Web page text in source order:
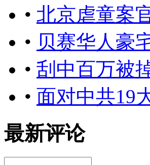
• 北京虐童案
• 贝赛华人豪
• 刮中百万被
• 面对中共19
最新评论